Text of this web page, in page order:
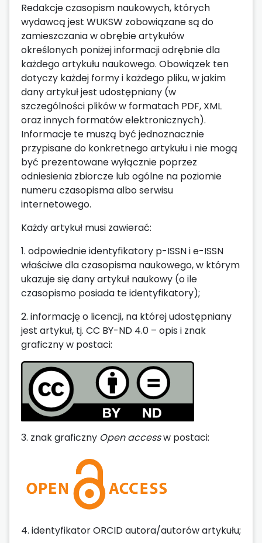
Redakcje czasopism naukowych, których
wydawcą jest WUKSW zobowiązane są do
zamieszczania w obrębie artykułów
określonych poniżej informacji odrębnie dla
każdego artykułu naukowego. Obowiązek ten
dotyczy każdej formy i każdego pliku, w jakim
dany artykuł jest udostępniany (w
szczególności plików w formatach PDF, XML
oraz innych formatów elektronicznych).
Informacje te muszą być jednoznacznie
przypisane do konkretnego artykułu i nie mogą
być prezentowane wyłącznie poprzez
odniesienia zbiorcze lub ogólne na poziomie
numeru czasopisma albo serwisu
internetowego.
Każdy artykuł musi zawierać:
1. odpowiednie identyfikatory p-ISSN i e-ISSN
właściwe dla czasopisma naukowego, w którym
ukazuje się dany artykuł naukowy (o ile
czasopismo posiada te identyfikatory);
2. informację o licencji, na której udostępniany
jest artykuł, tj. CC BY-ND 4.0 – opis i znak
graficzny w postaci:
3. znak graficzny Open accessw postaci:
4. identyfikator ORCID autora/autorów artykułu;